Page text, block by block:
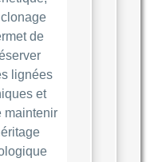
clonage
de
lignées
et
maintenir